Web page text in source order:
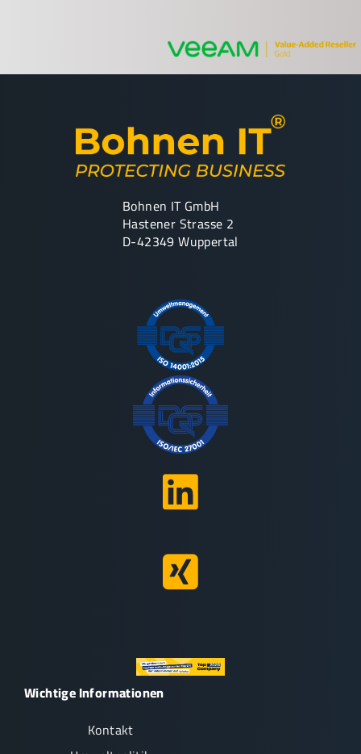
Bohnen IT GmbH
Hastener Strasse 2
D-42349 Wuppertal
Wichtige Informationen
Kontakt